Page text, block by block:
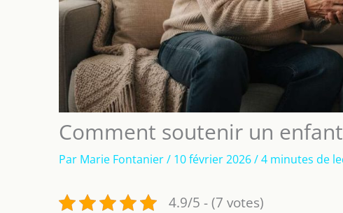
Comment soutenir un
Par Marie Fontanier/ 10 février 2026/4 minutes de
4.9/5 - (7 votes)